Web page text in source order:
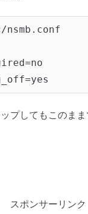
プしてもこのま
スポンサーリンク